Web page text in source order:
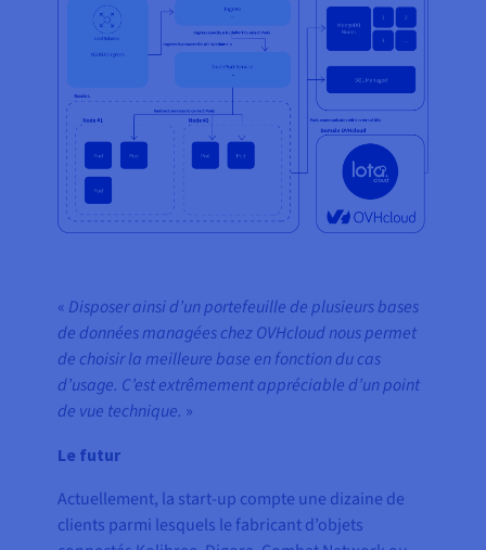
« Disposer ainsi d’un portefeuille de plusieurs bases
de données managées chez OVHcloud nous permet
de choisir la meilleure base en fonction du cas
d’usage. C’est extrêmement appréciable d’un point
de vue technique. »
Le futur
Actuellement, la start-up compte une dizaine de
clients parmi lesquels le fabricant d’objets